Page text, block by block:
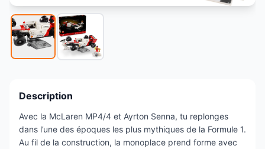
Description
Avec la McLaren MP4/4 et Ayrton Senna, tu replonges
dans l’une des époques les plus mythiques de la Formule 1.
Au fil de la construction, la monoplace prend forme avec